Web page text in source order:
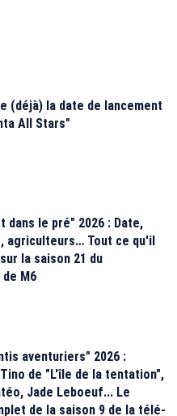
(déjà) la date de lancement
All Stars"
dans le pré" 2026 : Date,
agriculteurs… Tout ce qu'il
la saison 21 du
M6
aventuriers" 2026 :
de "L'île de la tentation",
Jade Leboeuf... Le
de la saison 9 de la télé-